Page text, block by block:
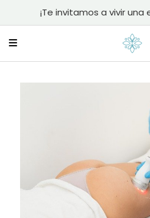
¡Te invitamos a vivir una